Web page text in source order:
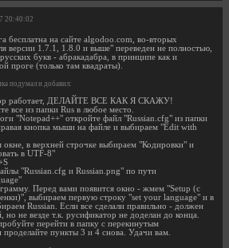
20:40:02
бесплатна на сайте algodoo.com, во-вторых
версии 1.7.1, 1.8.0 и выше" переведен не полностью,
букв - абракадабра, в принципе как и
проге (только там квадраты).
подумал и добавил:
работает, ДЕЛАЙТЕ ВСЕ КАК Я СКАЖУ!
все из папки Rus в любое место.
"Notepad++" откройте файл "Russian.cfg" из папки
кнопка мыши на файле и выбираем "Edit with
в верхней строчке выбираем "Кодировки" и
в UTF-8"
"Russian.cfg и Russian.png" по пути
Перед вами появится окно - жмем "Setup (с
выбираем первую строку "set your language" и в
Russian. Если все сделали правильно - должен
но не везде т.к. русификатор не доделан до конца.
перейти в папку с перекинутым
пункты 3 и 4 снова. Удачи вам.